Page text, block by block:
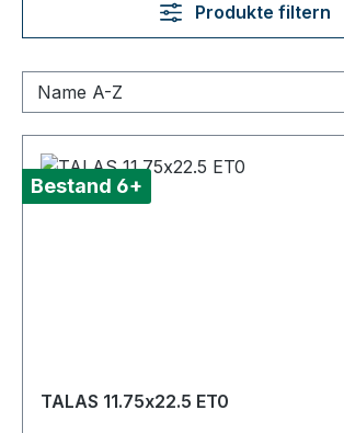
Produkte filtern
Bestand 6+
TALAS 11.75x22.5 ET0